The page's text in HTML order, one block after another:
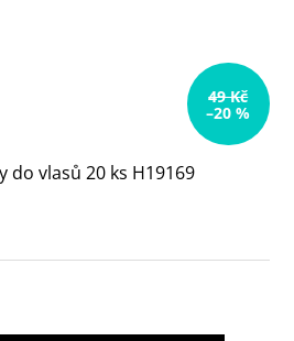
49 Kč
–20 %
do vlasů 20 ks H19169